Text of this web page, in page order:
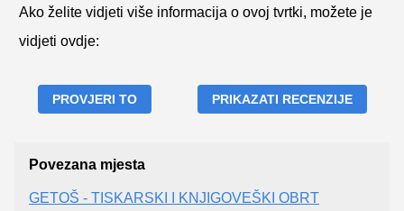
Ako želite vidjeti više informacija o ovoj tvrtki, možete je
vidjeti ovdje:
PROVJERI TO PRIKAZATI RECENZIJE
Povezana mjesta
GETOŠ - TISKARSKI I KNJIGOVEŠKI OBRT